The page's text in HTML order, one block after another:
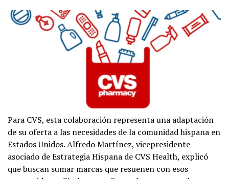
Para CVS, esta colaboración representa una adaptación
de su oferta a las necesidades de la comunidad hispana en
Estados Unidos. Alfredo Martínez, vicepresidente
asociado de Estrategia Hispana de CVS Health, explicó
que buscan sumar marcas que resuenen con esos